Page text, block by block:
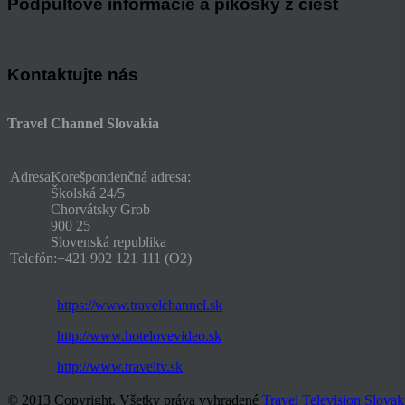
Podpultové informácie a pikošky z ciest
Kontaktujte nás
Travel Channel Slovakia
AdresaKorešpondenčná adresa:
Školská 24/5
Chorvátsky Grob
900 25
Slovenská republika
Telefón:+421 902 121 111 (O2)
https://www.travelchannel.sk
http://www.hotelovevideo.sk
http://www.traveltv.sk
© 2013 Copyright. Všetky práva vyhradené Travel Television